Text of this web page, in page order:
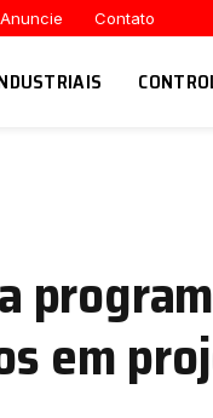
Anuncie Contato
em